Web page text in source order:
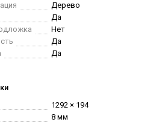
Дерево
Да
Нет
Да
Да
1292 × 194
8 мм